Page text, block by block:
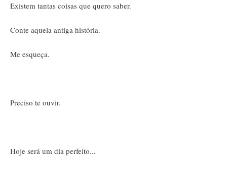
Existem tantas coisas que quero saber.
Conte aquela antiga história.
Me esqueça.
Preciso te ouvir.
Hoje será um dia perfeito...